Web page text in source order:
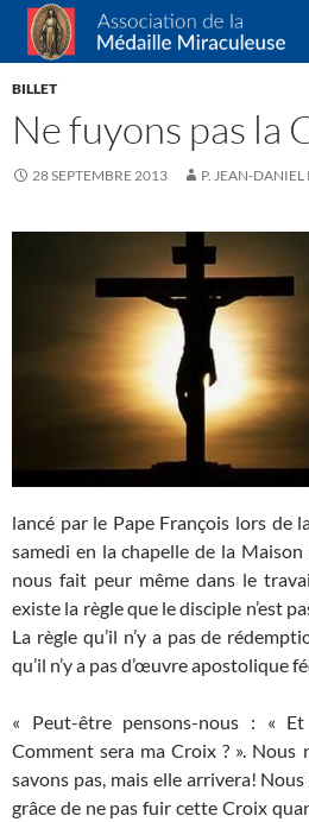
Association de la Médaille
Recherche
ALLER
BILLET
Ne fuyons pas la
28 SEPTEMBRE 2013 P. JEAN-
lancé par le Pape François lors de
samedi en la chapelle de la
nous fait peur même dans le
existe la règle que le disciple n’est
La règle qu’il n’y a pas de
qu’il n’y a pas d’œuvre apostolique
« Peut-être pensons-nous : «
Comment sera ma Croix ? ». Nous
savons pas, mais elle arrivera!
grâce de ne pas fuir cette Croix